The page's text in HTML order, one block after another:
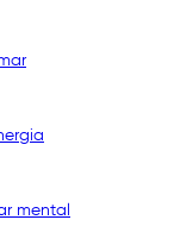
mental